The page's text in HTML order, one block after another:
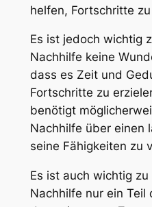
helfen, Fortschritte
Es ist jedoch wichtig
Nachhilfe keine
dass es Zeit und
Fortschritte zu
benötigt
Nachhilfe über einen
seine Fähigkeiten zu
Es ist auch wichtig
Nachhilfe nur ein Teil